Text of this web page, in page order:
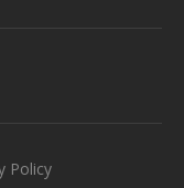
Policy